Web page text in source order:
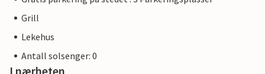
Grill
Lekehus
Antall solsenger: 0
I nærheten